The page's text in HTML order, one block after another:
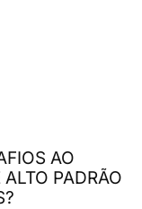
AO
PADRÃO